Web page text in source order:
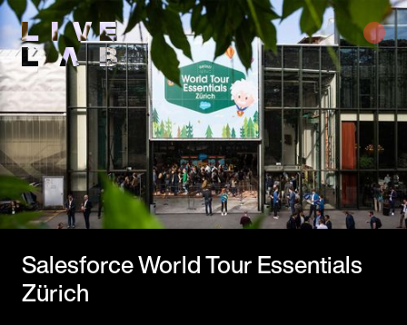
Salesforce World Tour Essentials
Zürich